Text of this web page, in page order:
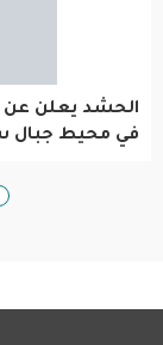
الحشد يعلن عن
في محيط جبال